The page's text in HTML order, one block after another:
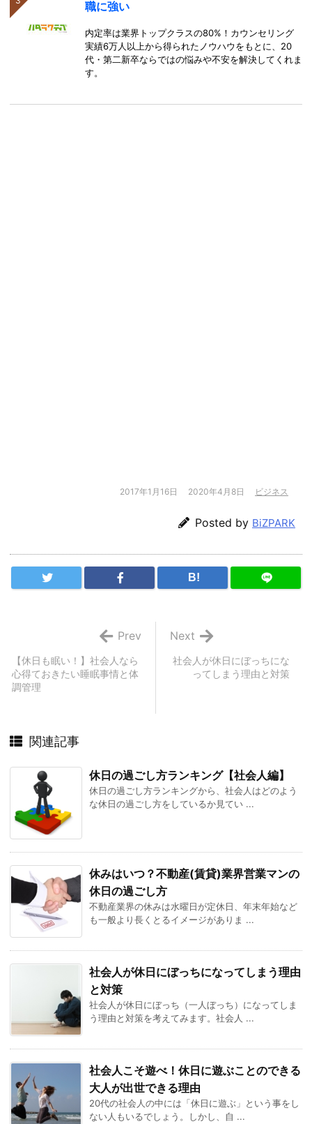
職に強い
内定率は業界トップクラスの80%！カウンセリング
実績6万人以上から得られたノウハウをもとに、20
代・第二新卒ならではの悩みや不安を解決してくれま
す。
2017年1月16日 2020年4月8日 ビジネス
Posted by BiZPARK
B!
社会人が休日にぼっちにな
ってしまう理由と対策
Next
【休日も眠い！】社会人なら
心得ておきたい睡眠事情と体
調管理
Prev
関連記事
休日の過ごし方ランキング【社会人編】
休日の過ごし方ランキングから、社会人はどのよう
な休日の過ごし方をしているか見てい ...
休みはいつ？不動産(賃貸)業界営業マンの
休日の過ごし方
不動産業界の休みは水曜日が定休日、年末年始など
も一般より長くとるイメージがありま ...
社会人が休日にぼっちになってしまう理由
と対策
社会人が休日にぼっち（一人ぼっち）になってしま
う理由と対策を考えてみます。社会人 ...
社会人こそ遊べ！休日に遊ぶことのできる
大人が出世できる理由
20代の社会人の中には「休日に遊ぶ」という事をし
ない人もいるでしょう。しかし、自 ...